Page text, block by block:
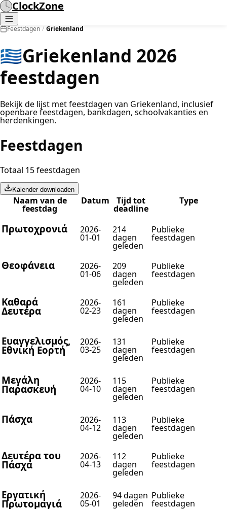
ClockZone
Feestdagen / Griekenland
🇬🇷Griekenland 2026
feestdagen
Bekijk de lijst met feestdagen van Griekenland, inclusief
openbare feestdagen, bankdagen, schoolvakanties en
herdenkingen.
Feestdagen
Totaal 15 feestdagen
Kalender downloaden
Naam van de
feestdag
Datum Tijd tot
deadline
Type
Πρωτοχρονιά 2026-
01-01
214
dagen
geleden
Publieke
feestdagen
Θεοφάνεια 2026-
01-06
209
dagen
geleden
Publieke
feestdagen
Καθαρά
Δευτέρα
2026-
02-23
161
dagen
geleden
Publieke
feestdagen
Ευαγγελισμός,
Εθνική Εορτή
2026-
03-25
131
dagen
geleden
Publieke
feestdagen
Μεγάλη
Παρασκευή
2026-
04-10
115
dagen
geleden
Publieke
feestdagen
Πάσχα 2026-
04-12
113
dagen
geleden
Publieke
feestdagen
Δευτέρα του
Πάσχα
2026-
04-13
112
dagen
geleden
Publieke
feestdagen
Εργατική
Πρωτομαγιά
2026-
05-01
94 dagen
geleden
Publieke
feestdagen